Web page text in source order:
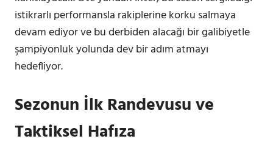
istikrarlı performansla rakiplerine korku salmaya
devam ediyor ve bu derbiden alacağı bir galibiyetle
şampiyonluk yolunda dev bir adım atmayı
hedefliyor.
Sezonun İlk Randevusu ve
Taktiksel Hafıza